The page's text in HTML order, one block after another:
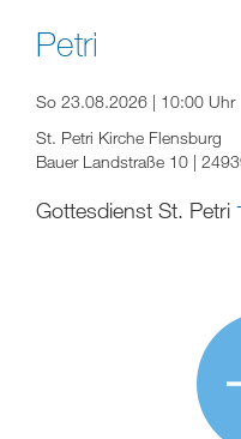
Petri
So 23.08.2026 | 10:00 Uhr
St. Petri Kirche Flensburg
Bauer Landstraße 10 |
Gottesdienst St. Petri